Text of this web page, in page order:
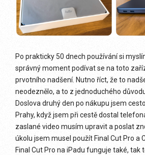
Po prakticky 50 dnech používání si
správný moment podívat se na toto
prvotního nadšení. Nutno říct, že to
neodeznělo, a to z jednoduchého
Doslova druhý den po nákupu jsem
Prahy, když jsem při cestě dostal
zaslané video musím upravit a poslat
úkolu jsem musel použít Final Cut Pro a
Final Cut Pro na iPadu funguje také, tak